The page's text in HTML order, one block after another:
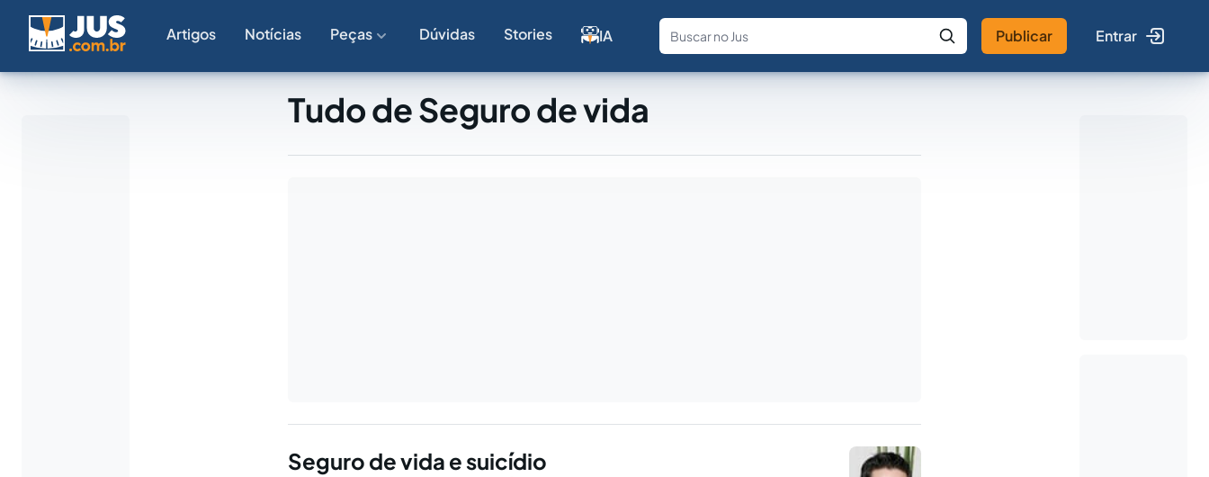
Artigos Notícias Peças Dúvidas Stories IA
Fale com a IA Buscar no Jus
Publicar Entrar
Tudo de Seguro de vida
Seguro de vida e suicídio